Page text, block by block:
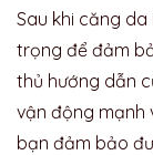
Sau khi căng
trọng để đảm
thủ hướng dẫn
vận động mạnh
bạn đảm bảo